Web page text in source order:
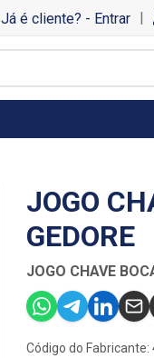
Já é cliente? - Entrar |
JOGO
GEDORE
JOGO CHAVE
Código do Fabricante: